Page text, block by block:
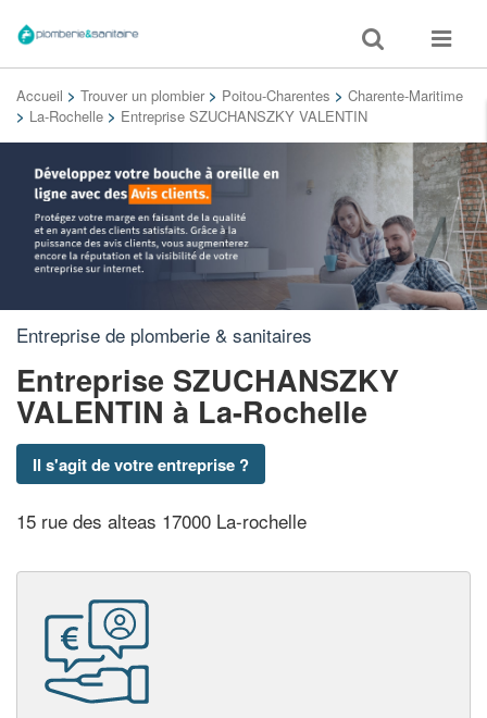
Toggle
search
Toggle
Accueil > Trouver un plombier > Poitou-Charentes > Charente-Maritime
> La-Rochelle > Entreprise SZUCHANSZKY VALENTIN
Entreprise de plomberie & sanitaires
Entreprise SZUCHANSZKY
VALENTIN à La-Rochelle
Il s'agit de votre entreprise ?
15 rue des alteas 17000 La-rochelle